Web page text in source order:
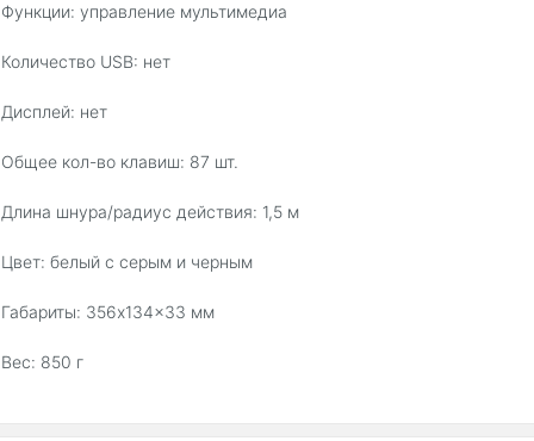
Функции: управление мультимедиа
Количество USB: нет
Дисплей: нет
Общее кол-во клавиш: 87 шт.
Длина шнура/радиус действия: 1,5 м
Цвет: белый с серым и черным
Габариты: 356x134x33 мм
Вес: 850 г